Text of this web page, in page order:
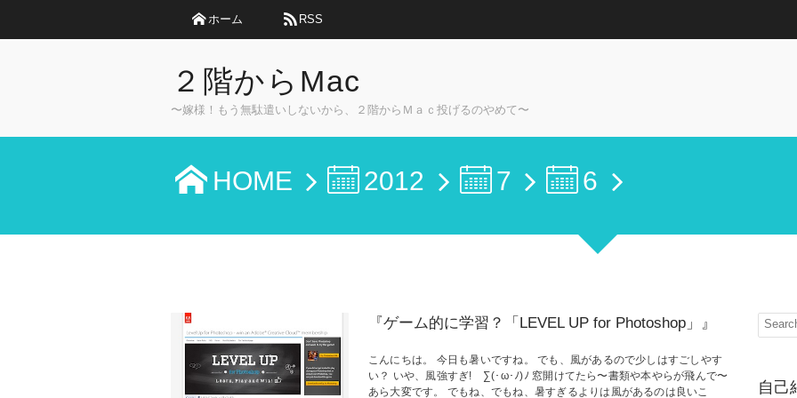
ホーム RSS
２階からMac
〜嫁様！もう無駄遣いしないから、２階からＭａｃ投げるのやめて〜
HOME 2012 7 6
『ゲーム的に学習？「LEVEL UP for Photoshop」』
こんにちは。 今日も暑いですね。 でも、風があるので少しはすごしやす
い？ いや、風強すぎ! ∑(･ω･ﾉ)ﾉ 窓開けてたら〜書類や本やらが飛んで〜
あら大変です。 でもね、でもね、暑すぎるよりは風があるのは良いこ
自己